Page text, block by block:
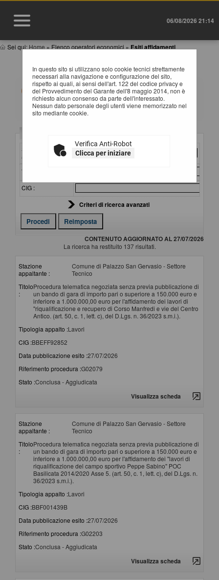
06/08/2026 21:14
Sei qui: Home » Elenco operatori economici » Esiti affidamenti
In questo sito si utilizzano solo cookie tecnici strettamente
necessari alla navigazione e configurazione del sito,
rispetto ai quali, ai sensi dell'art. 122 del codice privacy e
del Provvedimento del Garante dell'8 maggio 2014, non è
richiesto alcun consenso da parte dell'interessato.
Nessun dato personale degli utenti viene memorizzato nel
sito mediante cookie.
Verifica Anti-Robot
Clicca per iniziare
ESITI AFFIDAMENTI
All'interno di questa sezione è possibile consultare gli
esiti di gare, condotte mediante l'utilizzo di elenco
operatori economici secondo i tempi previsti dalla
normativa dei contratti.
Stazione
appaltante :
Titolo :
CIG :
Criteri di ricerca avanzati
CONTENUTO AGGIORNATO AL 27/07/2026
La ricerca ha restituito 137 risultati.
Stazione
appaltante :
Comune di Palazzo San Gervasio - Settore
Tecnico
Titolo
:
Procedura telematica negoziata senza previa pubblicazione di
un bando di gara di importo pari o superiore a 150.000 euro e
inferiore a 1.000.000,00 euro per l'affidamento dei lavori di
"riqualificazione e recupero di Corso Manfredi e vie del Centro
Antico. (art. 50, c. 1, lett. c), del D.Lgs. n. 36/2023 s.m.i.).
Tipologia appalto :Lavori
CIG :BBEFF92852
Data pubblicazione esito :27/07/2026
Riferimento procedura :G02079
Stato :Conclusa - Aggiudicata
Visualizza scheda
Stazione
appaltante :
Comune di Palazzo San Gervasio - Settore
Tecnico
Titolo
:
Procedura telematica negoziata senza previa pubblicazione di
un bando di gara di importo pari o superiore a 150.000 euro e
inferiore a 1.000.000,00 euro per l'affidamento dei "lavori di
riqualificazione del campo sportivo Peppe Sabino" POC
Basilicata 2014/2020 Asse 5. (art. 50, c. 1, lett. c), del D.Lgs. n.
36/2023 s.m.i.).
Tipologia appalto :Lavori
CIG :BBF001439B
Data pubblicazione esito :27/07/2026
Riferimento procedura :G02203
Stato :Conclusa - Aggiudicata
Visualizza scheda